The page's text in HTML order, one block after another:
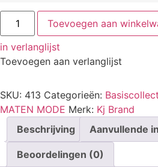
Toevoegen aan
in verlanglijst
Toevoegen aan verlanglijst
SKU: 413 Categorieën:
MATEN MODE Merk: Kj Brand
Beschrijving
Aanvullende
Beoordelingen (0)